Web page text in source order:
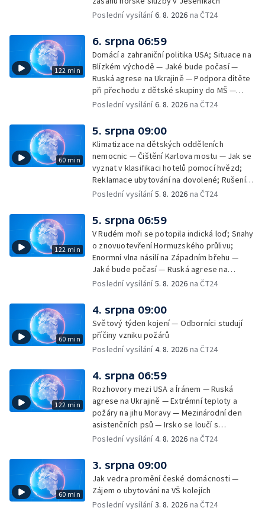
Poslední vysílání6. 8. 2026 na ČT24
122 min
6. srpna 06:59
Domácí a zahraniční politika USA; Situace na
Blízkém východě — Jaké bude počasí —
Ruská agrese na Ukrajině — Podpora dítěte
při přechodu z dětské skupiny do MŠ —
Filmové premiéry týdne — Dvě deci tuše v
rakovinu prsu
Poslední vysílání6. 8. 2026 na ČT24
60 min
5. srpna 09:00
Klimatizace na dětských odděleních
nemocnic — Čištění Karlova mostu — Jak se
vyznat v klasifikaci hotelů pomocí hvězd;
Reklamace ubytování na dovolené; Rušení
dovolené kvůli přírodním živlům; Práva
na dovolené v zahraničí; Platby a výběry na
dovolené v zahraničí — Těžba léčivé rašeliny
u Malé Morávky
Poslední vysílání5. 8. 2026 na ČT24
122 min
5. srpna 06:59
V Rudém moři se potopila indická loď; Snahy
o znovuotevření Hormuzského průlivu;
Enormní vlna násilí na Západním břehu —
Jaké bude počasí — Ruská agrese na
Ukrajině — Vliv veder na lidské orgány — Při
— Třem obcím na Brněnsku dočasně došla
pitná voda — SP v orientačním běhu v Česku
— Horko a požáry sužují Evropu — Rybářský
příměstský tábor
Poslední vysílání5. 8. 2026 na ČT24
60 min
4. srpna 09:00
Světový týden kojení — Odborníci studují
příčiny vzniku požárů
Poslední vysílání4. 8. 2026 na ČT24
122 min
4. srpna 06:59
Rozhovory mezi USA a Íránem — Ruská
agrese na Ukrajině — Extrémní teploty a
požáry na jihu Moravy — Mezinárodní den
asistenčních psů — Irsko se loučí s
hudebníkem Glenem Hansardem
Poslední vysílání4. 8. 2026 na ČT24
60 min
3. srpna 09:00
Jak vedra promění české domácnosti —
Zájem o ubytování na VŠ kolejích
Poslední vysílání3. 8. 2026 na ČT24